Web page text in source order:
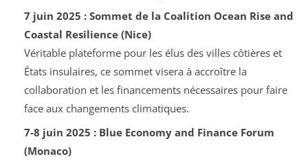
7 juin 2025 : Sommet de la Coalition Ocean Rise and
Coastal Resilience (Nice)
Véritable plateforme pour les élus des villes côtières et
États insulaires, ce sommet visera à accroître la
collaboration et les financements nécessaires pour faire
face aux changements climatiques.
7-8 juin 2025 : Blue Economy and Finance Forum
(Monaco)